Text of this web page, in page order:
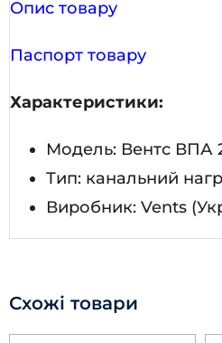
Опис товару
Паспорт товару
Характеристики:
Модель: Вентс ВПА
Тип: канальний
Виробник: Vents
Схожі товари